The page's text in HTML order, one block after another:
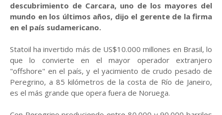
descubrimiento de Carcara, uno de los mayores del
mundo en los últimos años, dijo el gerente de la firma
en el país sudamericano.
Statoil ha invertido más de US$10.000 millones en Brasil, lo
que lo convierte en el mayor operador extranjero
"offshore" en el país, y el yacimiento de crudo pesado de
Peregrino, a 85 kilómetros de la costa de Río de Janeiro,
es el más grande que opera fuera de Noruega.